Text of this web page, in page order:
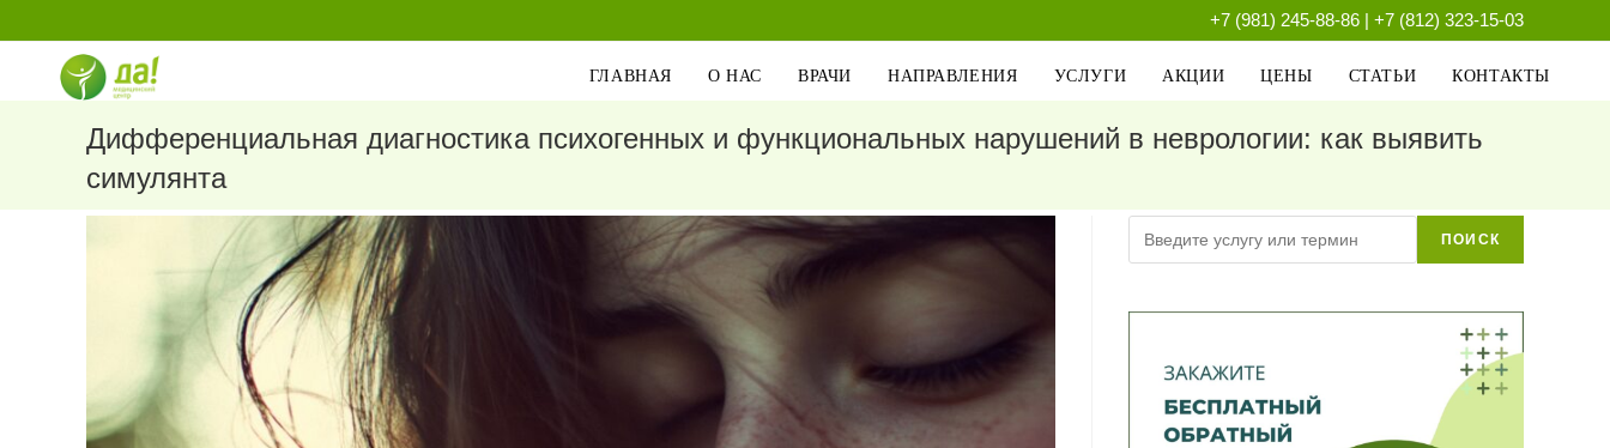
к
содержимому
+7 (981) 245-88-86 | +7 (812) 323-15-03
ГЛАВНАЯ О НАС ВРАЧИ НАПРАВЛЕНИЯ УСЛУГИ АКЦИИ ЦЕНЫ СТАТЬИ КОНТАКТЫ
Дифференциальная диагностика психогенных и функциональных нарушений в неврологии: как выявить
симулянта
ПОИСК